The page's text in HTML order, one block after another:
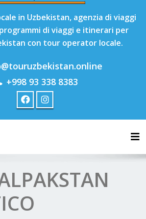
in Uzbekistan, agenzia di viaggi
di viaggi e itinerari per
con tour operator locale.
+998 93 338 8383